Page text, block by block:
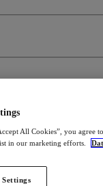
All Cookies”, you agree
in our marketing efforts.
Settings